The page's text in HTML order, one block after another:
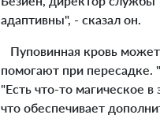
адаптивны", - сказал он.
Пуповинная кровь
помогают при пересадке.
"Есть что-то магическое
что обеспечивает